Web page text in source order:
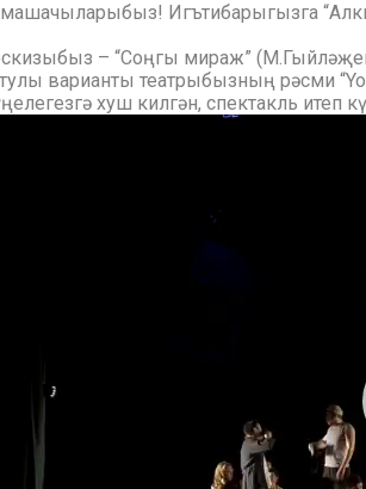
Игътибарыгызга
– “Соңгы мираж”
варианты театрыбызның рәсми
хуш килгән, спектакль итеп